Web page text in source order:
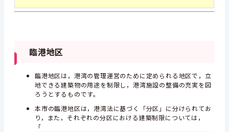
臨港地区
臨港地区は，港湾の管理運営のために定められる地区で，立
地できる建築物の用途を制限し，港湾施設の整備の充実を図
ろうとするものです。
本市の臨港地区は，港湾法に基づく「分区」に分けられてお
り，また，それぞれの分区における建築制限については，
「